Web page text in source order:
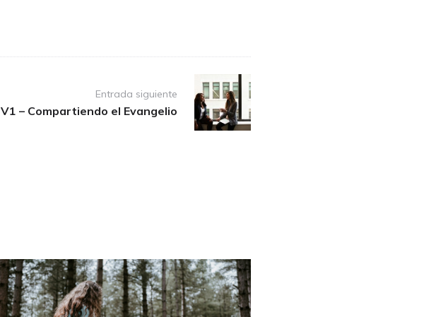
Entrada siguiente
V1 – Compartiendo el Evangelio